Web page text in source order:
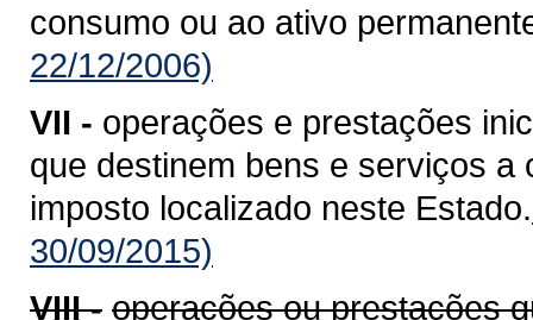
consumo ou ao ativo
22/12/2006)
VII - operações e prestações
que destinem bens e serviços a
imposto localizado neste Estado.
30/09/2015)
VIII - operações ou prestações